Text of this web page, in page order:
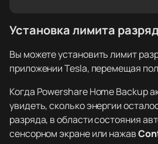
Установка лимита
Вы можете установить лимит
приложении Tesla, перемещая
Когда Powershare Home Backup
увидеть, сколько энергии
разряда, в области состояния
сенсорном экране или нажав